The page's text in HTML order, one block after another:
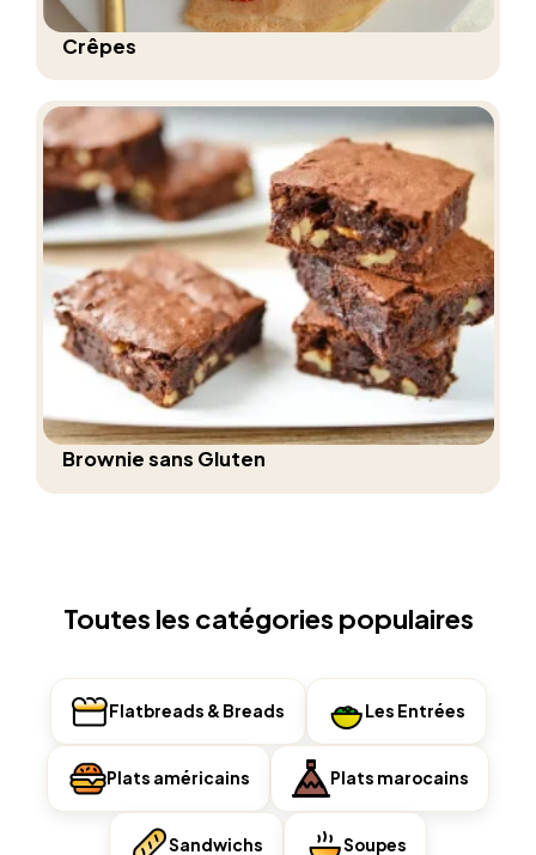
Crêpes
Brownie sans Gluten
Toutes les catégories populaires
Flatbreads & Breads Les Entrées
Plats américains Plats marocains
Sandwichs Soupes